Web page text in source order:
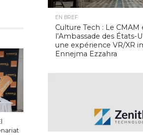
EN BREF
Culture Tech : Le CMAM
l’Ambassade des États-
une expérience VR/XR
Ennejma Ezzahra